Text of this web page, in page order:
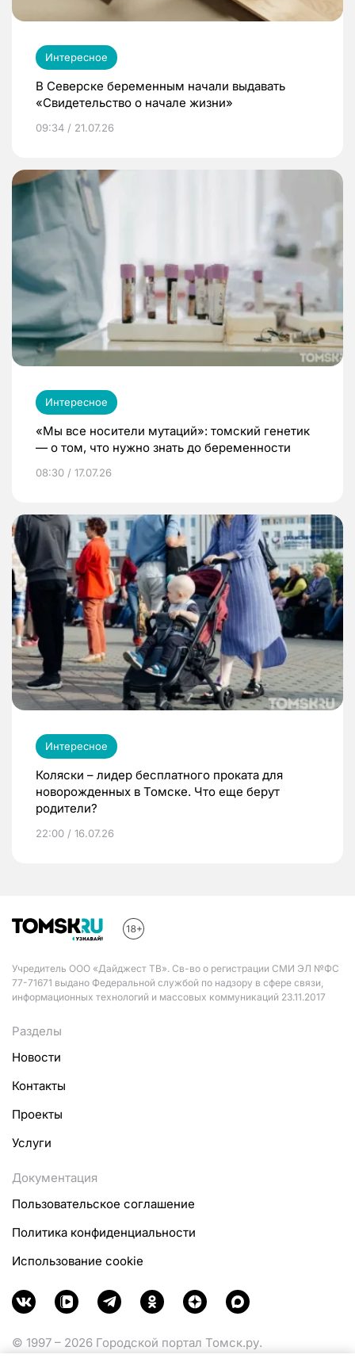
Интересное
В Северске беременным начали выдавать
«Свидетельство о начале жизни»
09:34 / 21.07.26
Интересное
«Мы все носители мутаций»: томский генетик
— о том, что нужно знать до беременности
08:30 / 17.07.26
Интересное
Коляски – лидер бесплатного проката для
новорожденных в Томске. Что еще берут
родители?
22:00 / 16.07.26
Учредитель ООО «Дайджест ТВ». Св-во о регистрации СМИ ЭЛ №ФС
77-71671 выдано Федеральной службой по надзору в сфере связи,
информационных технологий и массовых коммуникаций 23.11.2017
Разделы
Новости
Контакты
Проекты
Услуги
Документация
Пользовательское соглашение
Политика конфиденциальности
Использование cookie
© 1997 – 2026 Городской портал Томск.ру.